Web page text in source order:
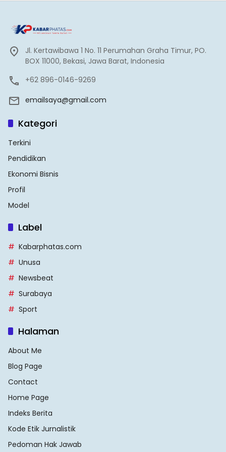
Jl. Kertawibawa 1 No. 11 Perumahan Graha Timur, PO.
BOX 11000, Bekasi, Jawa Barat, Indonesia
+62 896-0146-9269
emailsaya@gmail.com
Kategori
Terkini
Pendidikan
Ekonomi Bisnis
Profil
Model
Label
Kabarphatas.com
Unusa
Newsbeat
Surabaya
Sport
Halaman
About Me
Blog Page
Contact
Home Page
Indeks Berita
Kode Etik Jurnalistik
Pedoman Hak Jawab